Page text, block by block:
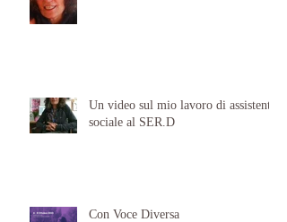
Un video sul mio lavoro di assistente
sociale al SER.D
Con Voce Diversa